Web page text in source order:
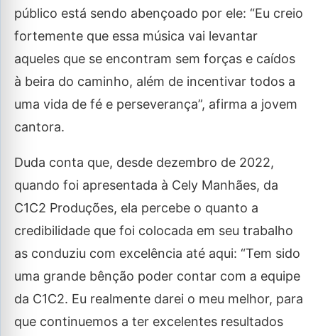
público está sendo abençoado por ele: “Eu creio
fortemente que essa música vai levantar
aqueles que se encontram sem forças e caídos
à beira do caminho, além de incentivar todos a
uma vida de fé e perseverança”, afirma a jovem
cantora.
Duda conta que, desde dezembro de 2022,
quando foi apresentada à Cely Manhães, da
C1C2 Produções, ela percebe o quanto a
credibilidade que foi colocada em seu trabalho
as conduziu com excelência até aqui: “Tem sido
uma grande bênção poder contar com a equipe
da C1C2. Eu realmente darei o meu melhor, para
que continuemos a ter excelentes resultados